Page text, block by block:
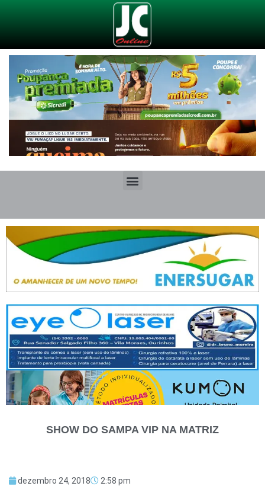
SHOW DO SAMPA VIP NA MATRIZ
dezembro 24, 2018 2:58 pm